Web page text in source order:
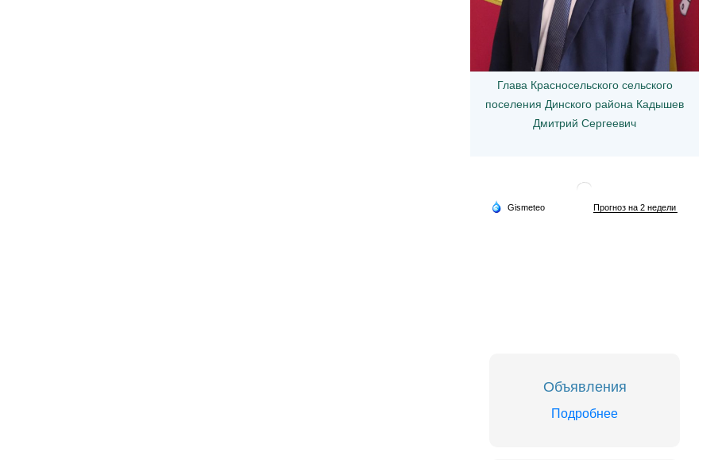
Глава Красносельского сельского
поселения Динского района Кадышев
Дмитрий Сергеевич
Объявления
Подробнее